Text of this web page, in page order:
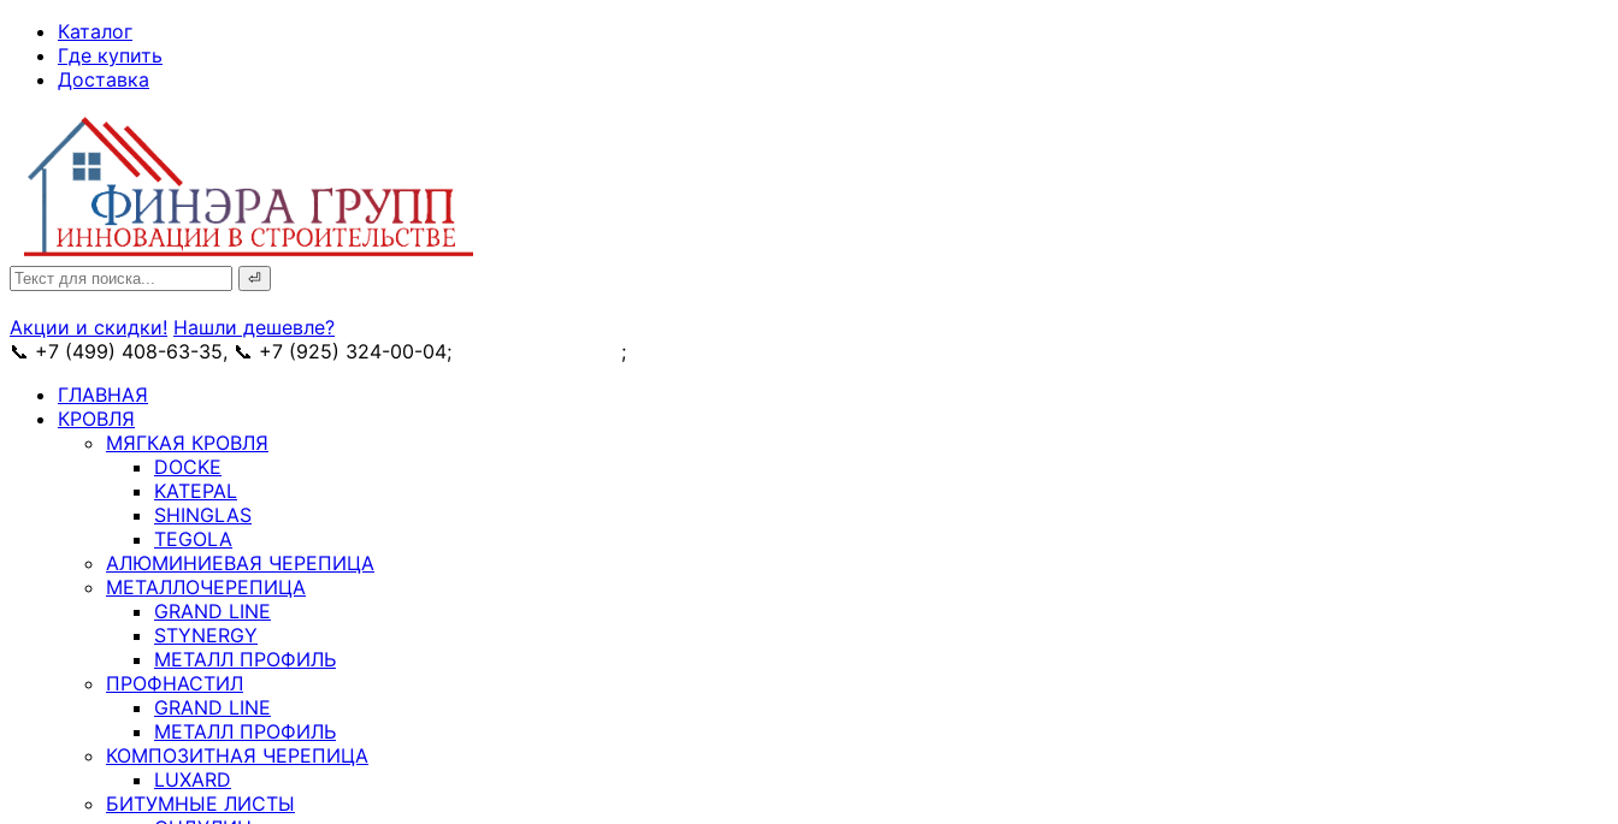
Skip
Content
Каталог
Где купить
Доставка
Search
for:
Акции и скидки! Нашли дешевле?
📞 +7 (499) 408-63-35, 📞 +7 (925) 324-00-04;
;
ГЛАВНАЯ
КРОВЛЯ
МЯГКАЯ КРОВЛЯ
DOCKE
KATEPAL
SHINGLAS
TEGOLA
АЛЮМИНИЕВАЯ ЧЕРЕПИЦА
МЕТАЛЛОЧЕРЕПИЦА
GRAND LINE
STYNERGY
МЕТАЛЛ ПРОФИЛЬ
ПРОФНАСТИЛ
GRAND LINE
МЕТАЛЛ ПРОФИЛЬ
КОМПОЗИТНАЯ ЧЕРЕПИЦА
LUXARD
БИТУМНЫЕ ЛИСТЫ